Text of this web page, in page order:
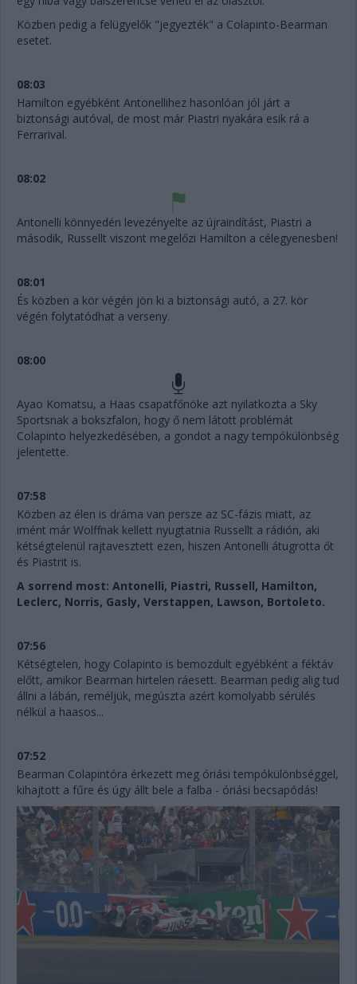
Közben pedig a felügyelők "jegyezték" a Colapinto-Bearman
esetet.
08:03
Hamilton egyébként Antonellihez hasonlóan jól járt a
biztonsági autóval, de most már Piastri nyakára esik rá a
Ferrarival.
08:02
Antonelli könnyedén levezényelte az újraindítást, Piastri a
második, Russellt viszont megelőzi Hamilton a célegyenesben!
08:01
És közben a kör végén jön ki a biztonsági autó, a 27. kör
végén folytatódhat a verseny.
08:00
Ayao Komatsu, a Haas csapatfőnöke azt nyilatkozta a Sky
Sportsnak a bokszfalon, hogy ő nem látott problémát
Colapinto helyezkedésében, a gondot a nagy tempókülönbség
jelentette.
07:58
Közben az élen is dráma van persze az SC-fázis miatt, az
imént már Wolffnak kellett nyugtatnia Russellt a rádión, aki
kétségtelenül rajtavesztett ezen, hiszen Antonelli átugrotta őt
és Piastrit is.
A sorrend most: Antonelli, Piastri, Russell, Hamilton,
Leclerc, Norris, Gasly, Verstappen, Lawson, Bortoleto.
07:56
Kétségtelen, hogy Colapinto is bemozdult egyébként a féktáv
előtt, amikor Bearman hirtelen ráesett. Bearman pedig alig tud
állni a lábán, reméljük, megúszta azért komolyabb sérülés
nélkül a haasos...
07:52
Bearman Colapintóra érkezett meg óriási tempókülönbséggel,
kihajtott a fűre és úgy állt bele a falba - óriási becsapódás!